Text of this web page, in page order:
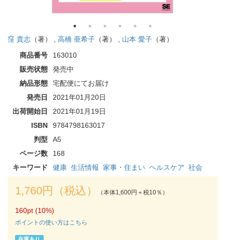
窪 貴志 （著） , 高橋 亜希子 （著） , 山本 愛子 （著）
商品番号
163010
販売状態
発売中
納品形態
宅配便にてお届け
発売日
2021年01月20日
出荷開始日
2021年01月19日
ISBN
9784798163017
判型
A5
ページ数
168
キーワード
健康 生活情報 家事・住まい ヘルスケア 社会
1,760円（税込） （本体1,600円＋税10％）
160pt (10%)
ポイントの使い方はこちら